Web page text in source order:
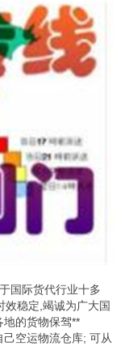
国际货代行业十多
效稳定,竭诚为广大国
地的货物保驾**
空运物流仓库; 可从